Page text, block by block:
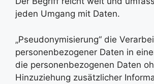
jeden Umgang mit Daten.
„Pseudonymisierung“ die
personenbezogener Daten in
die personenbezogenen Daten
Hinzuziehung zusätzlicher